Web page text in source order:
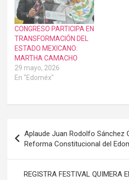
CONGRESO PARTICIPA EN
TRANSFORMACIÓN DEL
ESTADO MEXICANO:
MARTHA CAMACHO
29 mayo, 2026
En "Edoméx"
de
entradas
Aplaude Juan Rodolfo Sánchez
Reforma Constitucional del
REGISTRA FESTIVAL QUIMERA